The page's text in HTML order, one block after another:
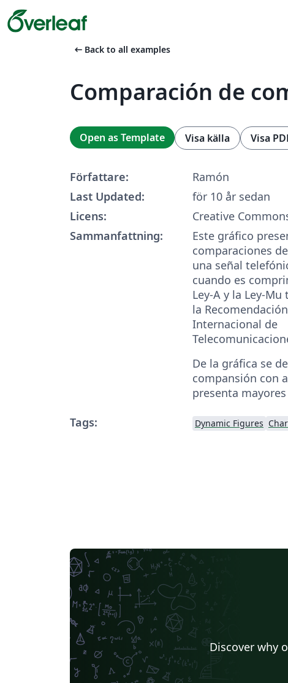
arrow_left_alt Back to all examples
Comparación de
Open as Template Visa källa Visa
Författare:
Ramón
Last Updated:
för 10 år sedan
Licens:
Creative
Sammanfattning:
Este gráfico
comparaciones
una señal
cuando es
Ley-A y la Ley-
la
Internacional de
De la gráfica se
compansión con
presenta
Tags:
Dynamic Figures
Discover why